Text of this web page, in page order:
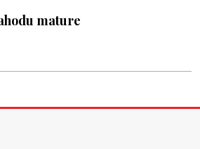
mature